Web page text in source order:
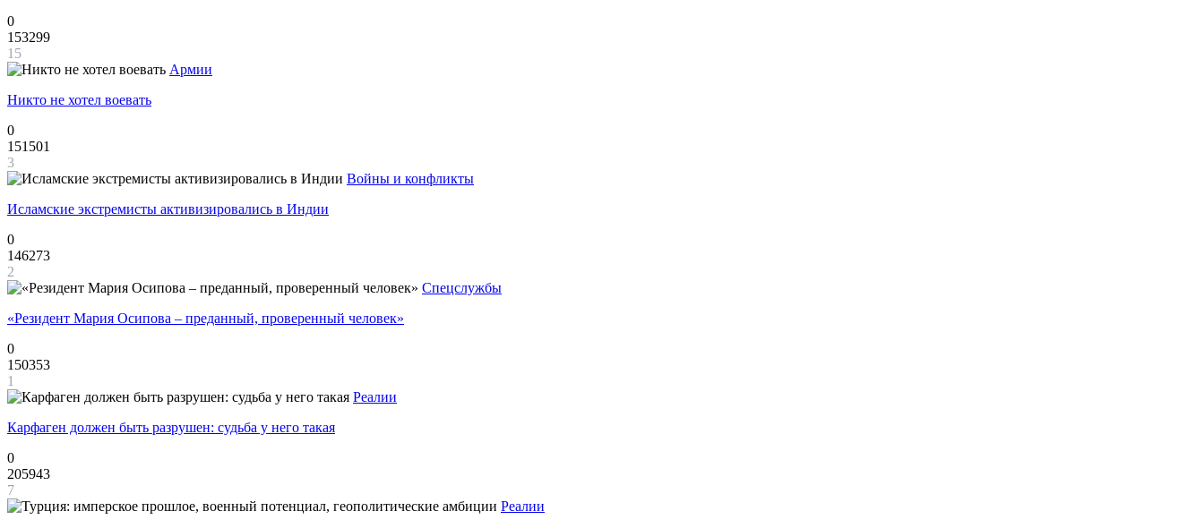
0
153299
15
Армии
Никто не хотел воевать
0
151501
3
Войны и конфликты
Исламские экстремисты активизировались в Индии
0
146273
2
Спецслужбы
«Резидент Мария Осипова – преданный, проверенный человек»
0
150353
1
Реалии
Карфаген должен быть разрушен: судьба у него такая
0
205943
7
Реалии